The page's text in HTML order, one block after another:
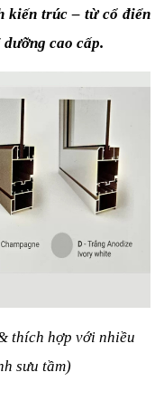
kiến trúc – từ cổ điển
cao cấp.
thích hợp với nhiều
sưu tầm)